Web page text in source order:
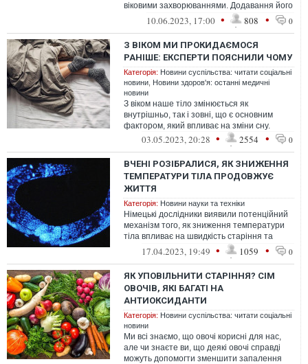
віковими захворюваннями. Додавання його
в їжу продовжило життя мишам, хроб...
10.06.2023, 17:00 • 808 • 0
З ВІКОМ МИ ПРОКИДАЄМОСЯ
РАНІШЕ: ЕКСПЕРТИ ПОЯСНИЛИ ЧОМУ
Категорія: Новини суспільства: читати соціальні
новини Новини здоров'я: останні медичні
новини
З віком наше тіло змінюється як
внутрішньо, так і зовні, що є основним
фактором, який впливає на зміни сну.
03.05.2023, 20:28 • 2554 • 0
ВЧЕНІ РОЗІБРАЛИСЯ, ЯК ЗНИЖЕННЯ
ТЕМПЕРАТУРИ ТІЛА ПРОДОВЖУЄ
ЖИТТЯ
Категорія: Новини науки та техніки
Німецькі дослідники виявили потенційний
механізм того, як зниження температури
тіла впливає на швидкість старіння та
вікові зміни в обміні білків
17.04.2023, 19:49 • 1059 • 0
ЯК УПОВІЛЬНИТИ СТАРІННЯ? СІМ
ОВОЧІВ, ЯКІ БАГАТІ НА
АНТИОКСИДАНТИ
Категорія: Новини суспільства: читати соціальні
новини
Ми всі знаємо, що овочі корисні для нас,
але чи знаєте ви, що деякі овочі справді
можуть допомогти зменшити запалення